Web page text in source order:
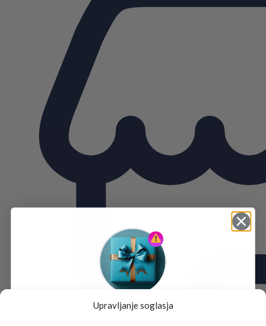
Upravljanje soglasja
Tukaj je!